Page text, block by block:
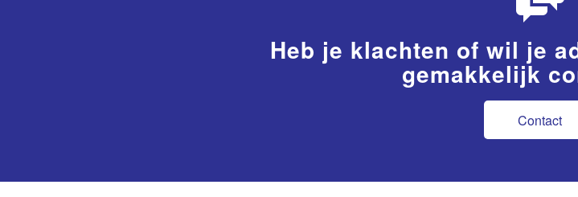
Heb je klachten of wil je
gemakkelijk
Contact